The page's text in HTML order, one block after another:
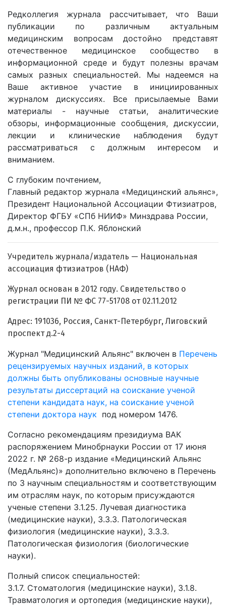
Редколлегия журнала рассчитывает, что Ваши
публикации по различным актуальным
медицинским вопросам достойно представят
отечественное медицинское сообщество в
информационной среде и будут полезны врачам
самых разных специальностей. Мы надеемся на
Ваше активное участие в инициированных
журналом дискуссиях. Все присылаемые Вами
материалы - научные статьи, аналитические
обзоры, информационные сообщения, дискуссии,
лекции и клинические наблюдения будут
рассматриваться с должным интересом и
вниманием.
С глубоким почтением,
Главный редактор журнала «Медицинский альянс»,
Президент Национальной Ассоциации Фтизиатров,
Директор ФГБУ «СПб НИИФ» Минздрава России,
д.м.н., профессор П.К. Яблонский
Учредитель журнала/издатель — Национальная
ассоциация фтизиатров (НАФ)
Журнал основан в 2012 году. Свидетельство о
регистрации ПИ № ФС 77-51708 от 02.11.2012
Адрес: 191036, Россия, Санкт-Петербург, Лиговский
проспект д.2-4
Журнал "Медицинский Альянс" включен в Перечень
рецензируемых научных изданий, в которых
должны быть опубликованы основные научные
результаты диссертаций на соискание ученой
степени кандидата наук, на соискание ученой
степени доктора наук под номером 1476.
Согласно рекомендациям президиума ВАК
распоряжением Минобрнауки России от 17 июня
2022 г. № 268-р издание «Медицинский Альянс
(МедАльянс)» дополнительно включено в Перечень
по 3 научным специальностям и соответствующим
им отраслям наук, по которым присуждаются
ученые степени 3.1.25. Лучевая диагностика
(медицинские науки), 3.3.3. Патологическая
физиология (медицинские науки), 3.3.3.
Патологическая физиология (биологические
науки).
Полный список специальностей:
3.1.7. Стоматология (медицинские науки), 3.1.8.
Травматология и ортопедия (медицинские науки),